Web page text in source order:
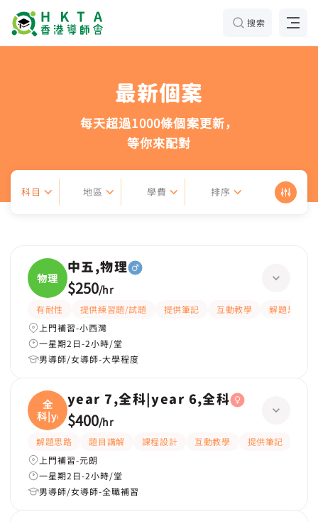
搜索
最新個案
每天超過1000條個案更新，
等你來配對
科目 地區 學費 排序
物理
中五,物理
$250/hr
有耐性 提供練習題/試題 提供筆記 互動教學
解題思路
上門補習-小西灣
一星期2日-2小時/堂
男導師/女導師-大學程度
全
科|ye
year 7,全科|year 6,全科
$400/hr
解題思路 題目講解 課程設計 互動教學 提供筆記
上門補習-元朗
一星期2日-2小時/堂
男導師/女導師-全職補習